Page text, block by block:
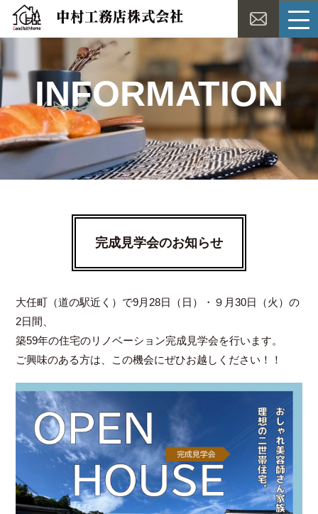
INFORMATION
完成見学会のお知らせ
大任町（道の駅近く）で9月28日（日）・９月30日（火）の
2日間、
築59年の住宅のリノベーション完成見学会を行います。
ご興味のある方は、この機会にぜひお越しください！！